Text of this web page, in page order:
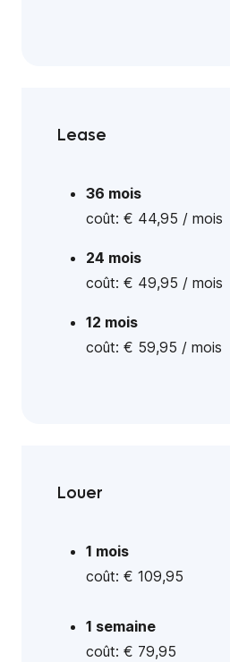
Lease
36 mois
coût: € 44,95 / mois
24 mois
coût: € 49,95 / mois
12 mois
coût: € 59,95 / mois
Louer
1 mois
coût: € 109,95
1 semaine
coût: € 79,95